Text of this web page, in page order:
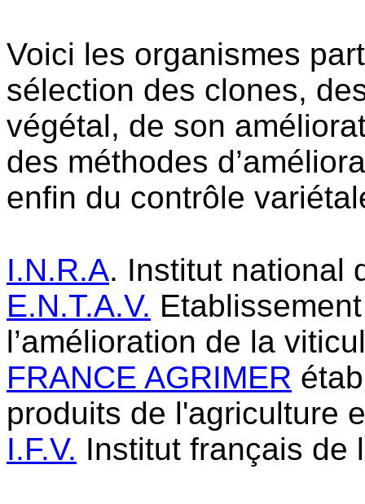
Voici les organismes
sélection des clones,
végétal, de son
des méthodes
enfin du contrôle
I.N.R.A. Institut national
E.N.T.A.V.
l’amélioration de la
FRANCE AGRIMER
produits de l'agriculture
I.F.V. Institut français de